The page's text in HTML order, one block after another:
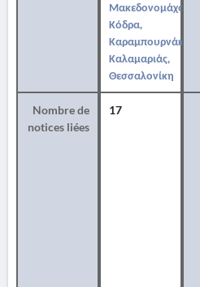
Μακεδονομάχου
Κόδρα,
Καραμπουρνάκι
Καλαμαριάς,
Θεσσαλονίκη
Nombre de
notices liées
17